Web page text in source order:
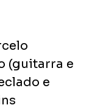
(guitarra e
e